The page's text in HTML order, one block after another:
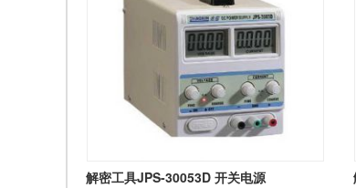
解密工具JPS-30053D 开关电源